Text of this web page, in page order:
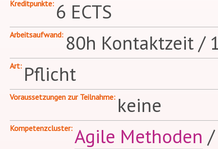
Kreditpunkte 6 ECTS
Arbeitsaufwand 80h Kontaktzeit /
Art Pflicht
Voraussetzungen zur Teilnahme keine
Kompetenzcluster Agile Methoden